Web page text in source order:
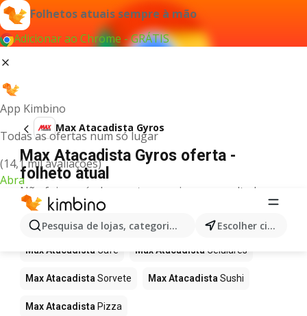
Folhetos atuais sempre à mão
Adicionar ao Chrome - GRÁTIS
App Kimbino
Todas as ofertas num só lugar
(14,1 mil avaliações)
Abra
Pesquisa de lojas, categorias,produtos... Escolher cidade
Max Atacadista Gyros
Max Atacadista Gyros oferta -
folheto atual
Não foi possível encontrar quaisquer resultados
para este termo.
Mais produtos em Max Atacadista
Max Atacadista Café Max Atacadista Celulares
Max Atacadista Sorvete Max Atacadista Sushi
Max Atacadista Pizza